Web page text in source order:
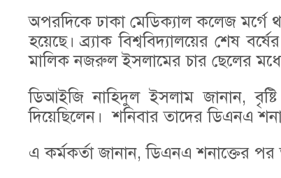
অপরদিকে ঢাকা মেডিক্যাল কলেজ মর্গে
হয়েছে। ব্র্যাক বিশ্ববিদ্যালয়ের শেষ
মালিক নজরুল ইসলামের চার ছেলের মধ্যে
ডিআইজি নাহিদুল ইসলাম জানান,
দিয়েছিলেন। শনিবার তাদের ডিএনএ
এ কর্মকর্তা জানান, ডিএনএ শনাক্তের পর